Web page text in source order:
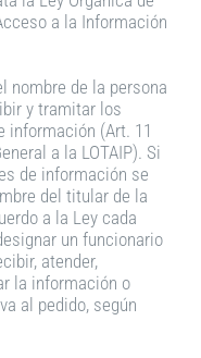
a la Información
nombre de la persona
y tramitar los
información (Art. 11
a la LOTAIP). Si
de información se
del titular de la
a la Ley cada
un funcionario
atender,
la información o
al pedido, según